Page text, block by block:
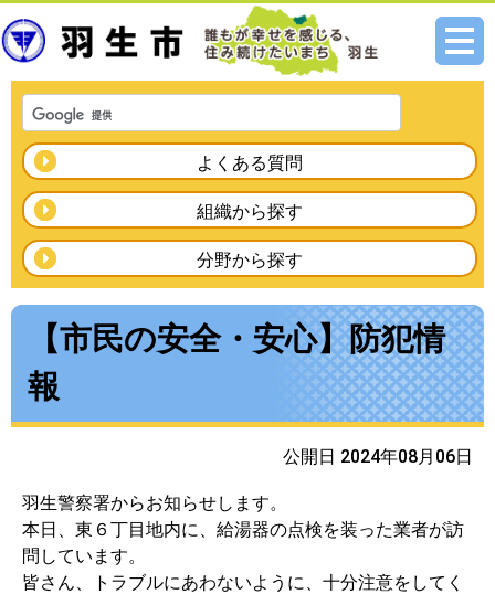
メニ
よくある質問
組織から探す
分野から探す
【市民の安全・安心】防犯情
報
公開日 2024年08月06日
羽生警察署からお知らせします。
本日、東６丁目地内に、給湯器の点検を装った業者が訪
問しています。
皆さん、トラブルにあわないように、十分注意をしてく